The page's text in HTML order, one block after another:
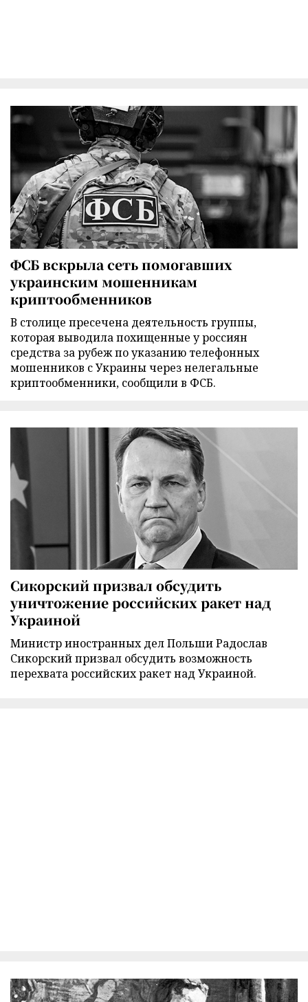
ФСБ вскрыла сеть помогавших
украинским мошенникам
криптообменников
В столице пресечена деятельность группы,
которая выводила похищенные у россиян
средства за рубеж по указанию телефонных
мошенников с Украины через нелегальные
криптообменники, сообщили в ФСБ.
Сикорский призвал обсудить
уничтожение российских ракет над
Украиной
Министр иностранных дел Польши Радослав
Сикорский призвал обсудить возможность
перехвата российских ракет над Украиной.